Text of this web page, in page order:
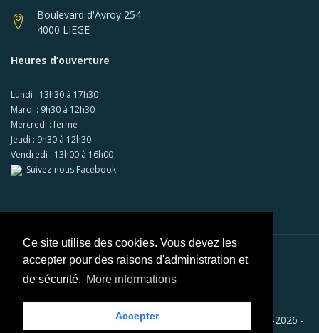
Ce site utilise des cookies. Vous devez les
accepter pour des raisons d'administration et
de sécurité. More informations
Accepter
Boulevard d'Avroy 254
4000 LIEGE
Heures d’ouverture
Lundi : 13h30 à 17h30
Mardi : 9h30 à 12h30
Mercredi : fermé
Jeudi : 9h30 à 12h30
Vendredi : 13h00 à 16h00
Suivez-nous Facebook
Copyright © RACB - AUTO ECOLE RACB LIEGE SA 2008-2026 -
Paiements sécurisés viaMollie